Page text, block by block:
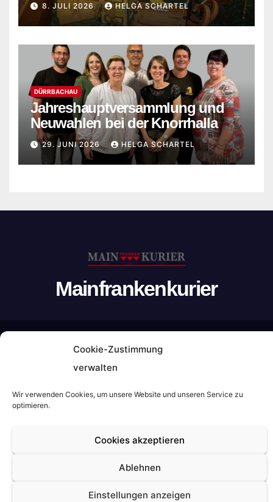
Cookie-Zustimmung
verwalten
Wir verwenden Cookies, um unsere Website und unseren Service zu
optimieren.
Cookies akzeptieren
Ablehnen
Einstellungen anzeigen
8. JULI 2026 HELGA SCHARTEL
DÜRRBACHAU
Jahreshauptversammlung und
Neuwahlen bei der Knorrhalla
29. JUNI 2026 HELGA SCHARTEL
Mainfrankenkurier
Stolz präsentiert von WordPress